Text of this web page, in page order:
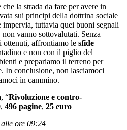
la strada da fare per avere in
sui principi della dottrina sociale
impervia, tuttavia quei buoni segnali
vanno sottovalutati. Senza
affrontiamo le sfide
e non con il piglio del
e prepariamo il terreno per
In conclusione, non lasciamoci
in cammino.
, “Rivoluzione e contro-
, 496 pagine, 25 euro
ore 09:24